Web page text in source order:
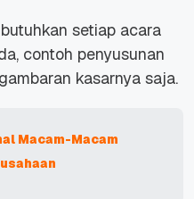
setiap acara
contoh penyusunan
kasarnya saja.
Macam-Macam